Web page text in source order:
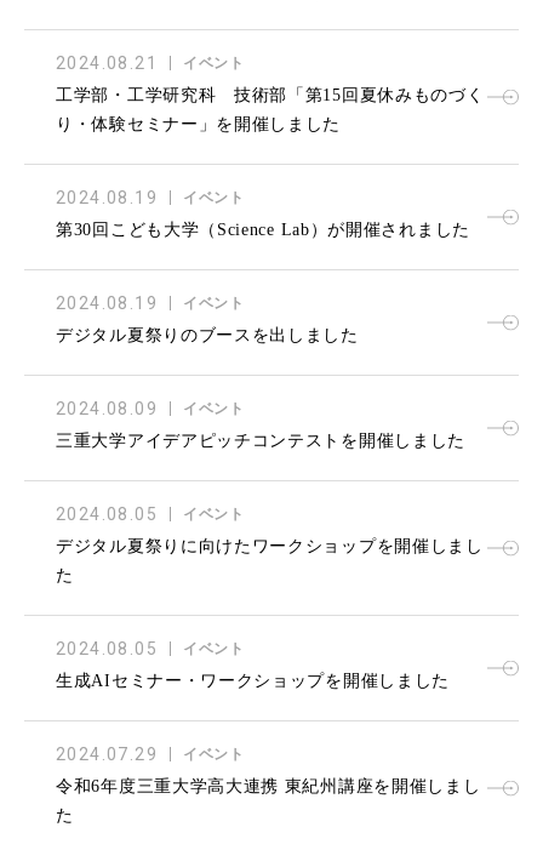
2024.08.21 イベント
工学部・工学研究科 技術部「第15回夏休みものづく
り・体験セミナー」を開催しました
2024.08.19 イベント
第30回こども大学（Science Lab）が開催されました
2024.08.19 イベント
デジタル夏祭りのブースを出しました
2024.08.09 イベント
三重大学アイデアピッチコンテストを開催しました
2024.08.05 イベント
デジタル夏祭りに向けたワークショップを開催しまし
た
2024.08.05 イベント
生成AIセミナー・ワークショップを開催しました
2024.07.29 イベント
令和6年度三重大学高大連携 東紀州講座を開催しまし
た